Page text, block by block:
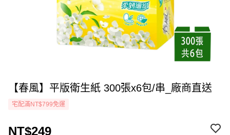
【春風】平版衛生紙 300張x6包/串_廠商直送
宅配滿NT$799免運
NT$249